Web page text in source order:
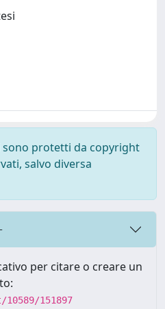
sono protetti da copyright
salvo diversa
per citare o creare un
151897